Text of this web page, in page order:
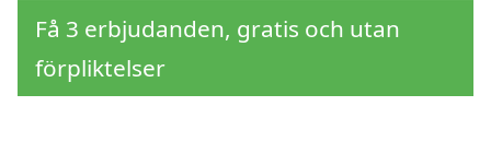
Få 3 erbjudanden, gratis och utan
förpliktelser